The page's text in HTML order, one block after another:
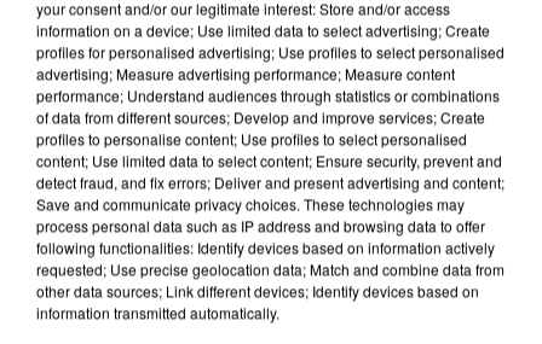
UNE TOURISTE DE L’OISE EMPORTÉE PAR UNE
your consent and/or our legitimate interest: Store and/or access
information on a device; Use limited data to select advertising; Create
profiles for personalised advertising; Use profiles to select personalised
advertising; Measure advertising performance; Measure content
performance; Understand audiences through statistics or combinations
of data from different sources; Develop and improve services; Create
profiles to personalise content; Use profiles to select personalised
content; Use limited data to select content; Ensure security, prevent and
detect fraud, and fix errors; Deliver and present advertising and content;
Save and communicate privacy choices. These technologies may
process personal data such as IP address and browsing data to offer
following functionalities: Identify devices based on information actively
requested; Use precise geolocation data; Match and combine data from
other data sources; Link different devices; Identify devices based on
information transmitted automatically.